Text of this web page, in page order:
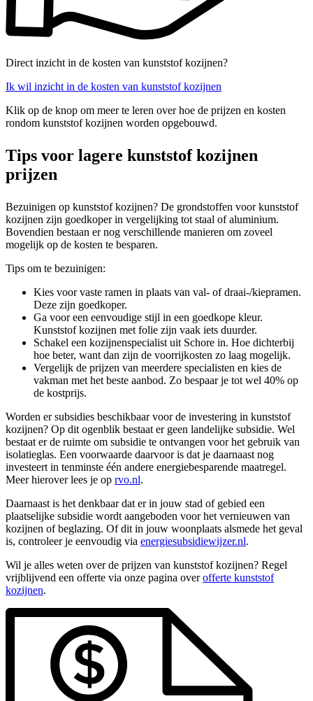
Direct inzicht in de kosten van kunststof kozijnen?
Ik wil inzicht in de kosten van kunststof kozijnen
Klik op de knop om meer te leren over hoe de prijzen en kosten
rondom kunststof kozijnen worden opgebouwd.
Tips voor lagere kunststof kozijnen
prijzen
Bezuinigen op kunststof kozijnen? De grondstoffen voor kunststof
kozijnen zijn goedkoper in vergelijking tot staal of aluminium.
Bovendien bestaan er nog verschillende manieren om zoveel
mogelijk op de kosten te besparen.
Tips om te bezuinigen:
Kies voor vaste ramen in plaats van val- of draai-/kiepramen.
Deze zijn goedkoper.
Ga voor een eenvoudige stijl in een goedkope kleur.
Kunststof kozijnen met folie zijn vaak iets duurder.
Schakel een kozijnenspecialist uit Schore in. Hoe dichterbij
hoe beter, want dan zijn de voorrijkosten zo laag mogelijk.
Vergelijk de prijzen van meerdere specialisten en kies de
vakman met het beste aanbod. Zo bespaar je tot wel 40% op
de kostprijs.
Worden er subsidies beschikbaar voor de investering in kunststof
kozijnen? Op dit ogenblik bestaat er geen landelijke subsidie. Wel
bestaat er de ruimte om subsidie te ontvangen voor het gebruik van
isolatieglas. Een voorwaarde daarvoor is dat je daarnaast nog
investeert in tenminste één andere energiebesparende maatregel.
Meer hierover lees je op rvo.nl.
Daarnaast is het denkbaar dat er in jouw stad of gebied een
plaatselijke subsidie wordt aangeboden voor het vernieuwen van
kozijnen of beglazing. Of dit in jouw woonplaats alsmede het geval
is, controleer je eenvoudig via energiesubsidiewijzer.nl.
Wil je alles weten over de prijzen van kunststof kozijnen? Regel
vrijblijvend een offerte via onze pagina overofferte kunststof
kozijnen.